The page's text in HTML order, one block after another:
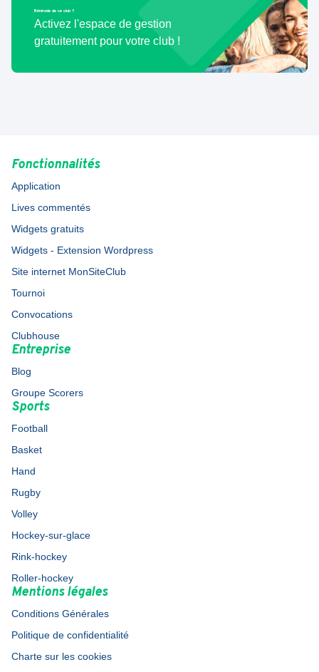
Bénévole de ce club ?
Activez l'espace de gestion
gratuitement pour votre club !
Fonctionnalités
Application
Lives commentés
Widgets gratuits
Widgets - Extension Wordpress
Site internet MonSiteClub
Tournoi
Convocations
Clubhouse
Entreprise
Blog
Groupe Scorers
Sports
Football
Basket
Hand
Rugby
Volley
Hockey-sur-glace
Rink-hockey
Roller-hockey
Mentions légales
Conditions Générales
Politique de confidentialité
Charte sur les cookies